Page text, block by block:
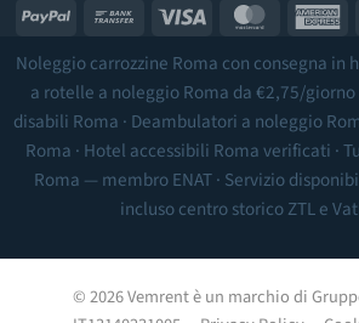
PayPal
Bank
Transfer
Visa MasterCard
Noleggio carrozzine Roma con consegna in
a rotelle a noleggio Roma da €2,75/giorno
disabili Roma · Deambulatori a noleggio
Roma · Hotel accessibili Romaverificati ·
Roma — membro ENAT · Servizio
inclusocentro storico ZTLe
© 2026 Vemrent è un marchio di